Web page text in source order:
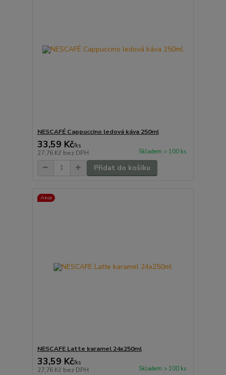
NESCAFÉ Cappuccino ledová káva 250ml
33,59 Kč/ks
27,76 Kč bez DPH Skladem > 100 ks
Přidat do košíku
Akce
NESCAFE Latte karamel 24x250ml
33,59 Kč/ks
27,76 Kč bez DPH Skladem > 100 ks